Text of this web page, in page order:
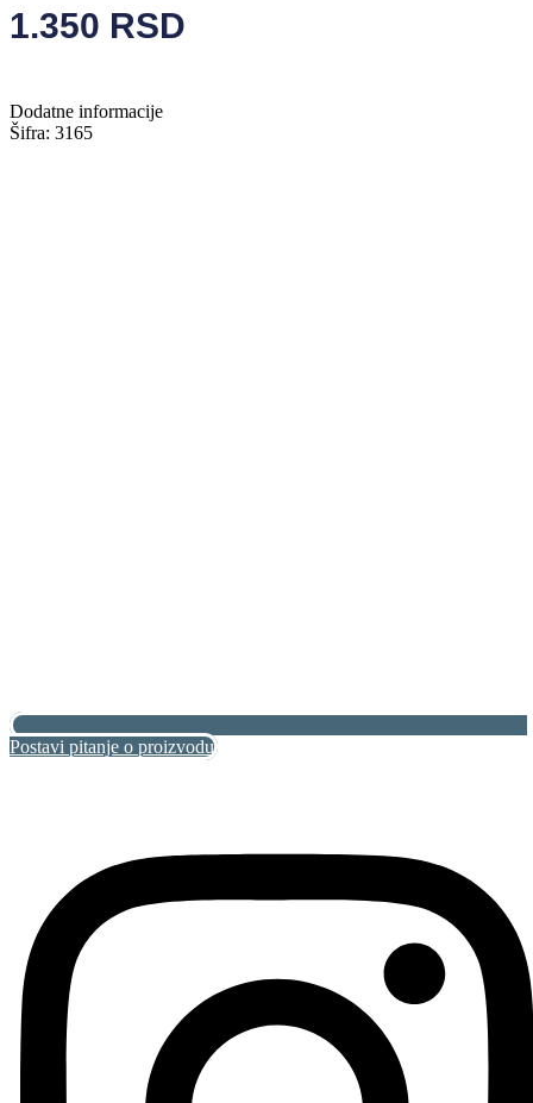
1.350 RSD
Dodatne informacije
Šifra: 3165
Postavi pitanje o proizvodu